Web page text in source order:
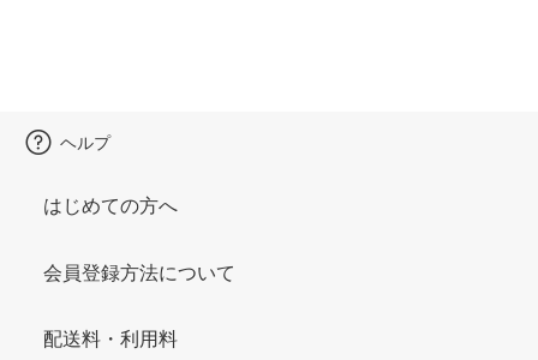
ヘルプ
はじめての方へ
会員登録方法について
配送料・利用料